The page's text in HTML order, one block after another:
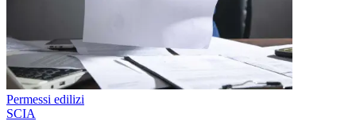
Permessi edilizi
SCIA